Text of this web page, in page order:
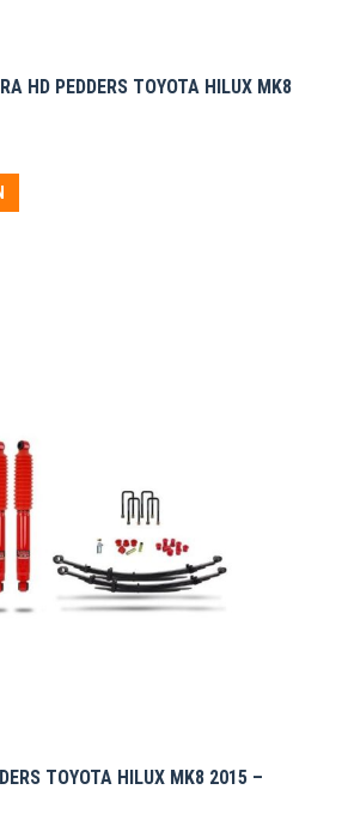
HD PEDDERS TOYOTA HILUX MK8
TOYOTA HILUX MK8 2015 –